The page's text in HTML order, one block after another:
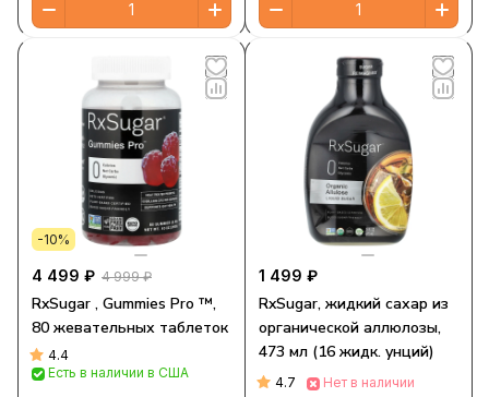
-10%
4 499 ₽ 4 999 ₽
RxSugar , Gummies Pro ™,
80 жевательных таблеток
4.4
Есть в наличии в США
1 499 ₽
RxSugar, жидкий сахар из
органической аллюлозы,
473 мл (16 жидк. унций)
4.7 Нет в наличии